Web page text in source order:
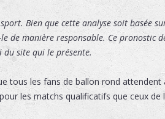
Bien que cette analyse soit basée
de manière responsable. Ce
site qui le présente.
tous les fans de ballon rond attendent
les matchs qualificatifs que ceux